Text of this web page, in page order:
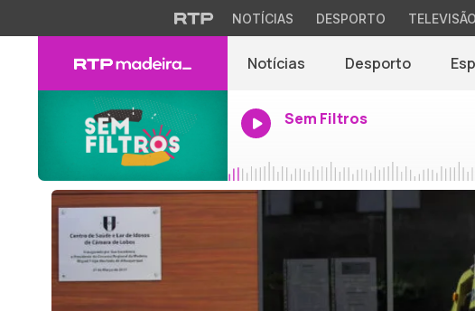
NOTÍCIAS DESPORTO TELEVISÃO
Notícias Desporto
Sem Filtros